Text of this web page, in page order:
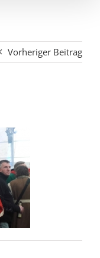
Vorheriger Beitrag